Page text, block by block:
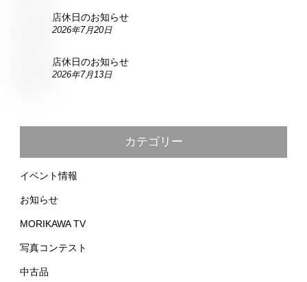
店休日のお知らせ
2026年7月20日
店休日のお知らせ
2026年7月13日
カテゴリー
イベント情報
お知らせ
MORIKAWA TV
写真コンテスト
中古品